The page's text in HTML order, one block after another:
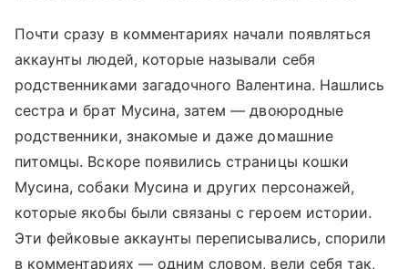
Почти сразу в комментариях начали появляться
аккаунты людей, которые называли себя
родственниками загадочного Валентина. Нашлись
сестра и брат Мусина, затем — двоюродные
родственники, знакомые и даже домашние
питомцы. Вскоре появились страницы кошки
Мусина, собаки Мусина и других персонажей,
которые якобы были связаны с героем истории.
Эти фейковые аккаунты переписывались, спорили
в комментариях — одним словом, вели себя так,